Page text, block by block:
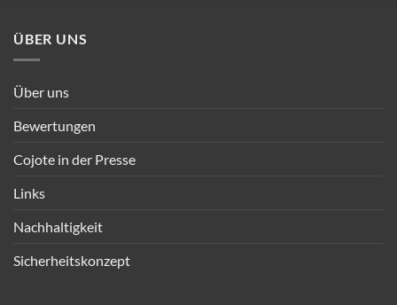
ÜBER UNS
Über uns
Bewertungen
Cojote in der Presse
Links
Nachhaltigkeit
Sicherheitskonzept